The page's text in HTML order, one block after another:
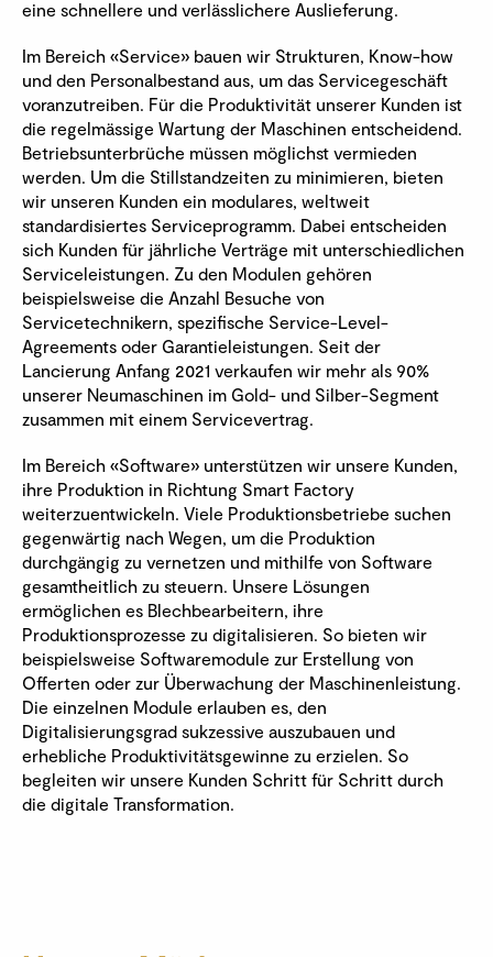
eine schnellere und verlässlichere Auslieferung.
Im Bereich «Service» bauen wir Strukturen, Know-how
und den Personalbestand aus, um das Servicegeschäft
voranzutreiben. Für die Produktivität unserer Kunden ist
die regelmässige Wartung der Maschinen entscheidend.
Betriebsunterbrüche müssen möglichst vermieden
werden. Um die Stillstandzeiten zu minimieren, bieten
wir unseren Kunden ein modulares, weltweit
standardisiertes Serviceprogramm. Dabei entscheiden
sich Kunden für jährliche Verträge mit unterschiedlichen
Serviceleistungen. Zu den Modulen gehören
beispielsweise die Anzahl Besuche von
Servicetechnikern, spezifische Service-Level-
Agreements oder Garantieleistungen. Seit der
Lancierung Anfang 2021 verkaufen wir mehr als 90%
unserer Neumaschinen im Gold- und Silber-Segment
zusammen mit einem Servicevertrag.
Im Bereich «Software» unterstützen wir unsere Kunden,
ihre Produktion in Richtung Smart Factory
weiterzuentwickeln. Viele Produktionsbetriebe suchen
gegenwärtig nach Wegen, um die Produktion
durchgängig zu vernetzen und mithilfe von Software
gesamtheitlich zu steuern. Unsere Lösungen
ermöglichen es Blechbearbeitern, ihre
Produktionsprozesse zu digitalisieren. So bieten wir
beispielsweise Softwaremodule zur Erstellung von
Offerten oder zur Überwachung der Maschinenleistung.
Die einzelnen Module erlauben es, den
Digitalisierungsgrad sukzessive auszubauen und
erhebliche Produktivitätsgewinne zu erzielen. So
begleiten wir unsere Kunden Schritt für Schritt durch
die digitale Transformation.